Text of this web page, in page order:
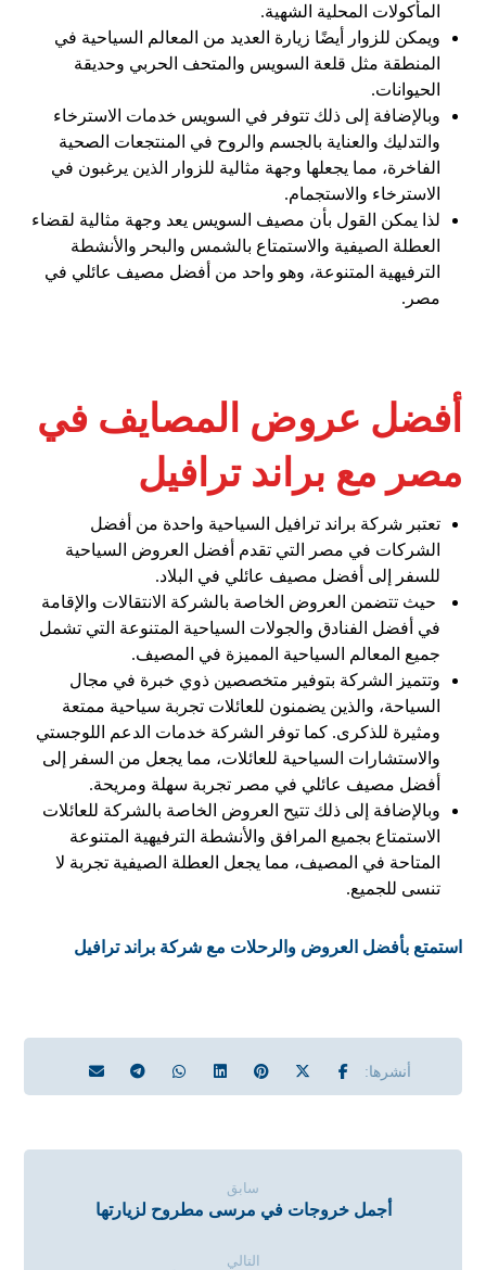
المأكولات المحلية الشهية.
ويمكن للزوار أيضًا زيارة العديد من المعالم السياحية في
المنطقة مثل قلعة السويس والمتحف الحربي وحديقة
الحيوانات.
وبالإضافة إلى ذلك تتوفر في السويس خدمات الاسترخاء
والتدليك والعناية بالجسم والروح في المنتجعات الصحية
الفاخرة، مما يجعلها وجهة مثالية للزوار الذين يرغبون في
الاسترخاء والاستجمام.
لذا يمكن القول بأن مصيف السويس يعد وجهة مثالية لقضاء
العطلة الصيفية والاستمتاع بالشمس والبحر والأنشطة
الترفيهية المتنوعة، وهو واحد من أفضل مصيف عائلي في
مصر.
أفضل عروض المصايف في
مصر مع براند ترافيل
تعتبر شركة براند ترافيل السياحية واحدة من أفضل
الشركات في مصر التي تقدم أفضل العروض السياحية
للسفر إلى أفضل مصيف عائلي في البلاد.
حيث تتضمن العروض الخاصة بالشركة الانتقالات والإقامة
في أفضل الفنادق والجولات السياحية المتنوعة التي تشمل
جميع المعالم السياحية المميزة في المصيف.
وتتميز الشركة بتوفير متخصصين ذوي خبرة في مجال
السياحة، والذين يضمنون للعائلات تجربة سياحية ممتعة
ومثيرة للذكرى. كما توفر الشركة خدمات الدعم اللوجستي
والاستشارات السياحية للعائلات، مما يجعل من السفر إلى
أفضل مصيف عائلي في مصر تجربة سهلة ومريحة.
وبالإضافة إلى ذلك تتيح العروض الخاصة بالشركة للعائلات
الاستمتاع بجميع المرافق والأنشطة الترفيهية المتنوعة
المتاحة في المصيف، مما يجعل العطلة الصيفية تجربة لا
تنسى للجميع.
استمتع بأفضل العروض والرحلات مع شركة براند ترافيل
سابق
أجمل خروجات في مرسى مطروح لزيارتها
التالي